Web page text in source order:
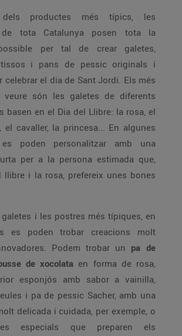
productes més típics, les
de tota Catalunya posen tota la
per tal de crear galetes,
i pans de pessic originals i
celebrar el dia de Sant Jordi. Els més
veure són les galetes de diferents
basen en el Dia del Llibre: la rosa, el
el cavaller, la princesa... En algunes
es poden personalitzar amb una
per a la persona estimada que,
llibre i la rosa, prefereix unes bones
i les postres més típiques, en
es poden trobar creacions molt
Podem trobar un pa de
de xocolata en forma de rosa,
esponjós amb sabor a vainilla,
i pa de pessic Sacher, amb una
delicada i cuidada, per exemple, o
especials que preparen els